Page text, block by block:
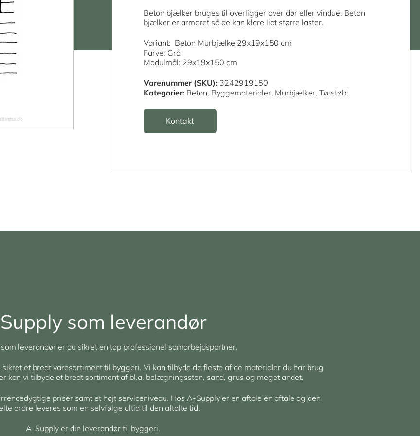
Beton bjælker bruges til overligger over dør eller vindue. Beton
bjælker er armeret så de kan klare lidt større laster.
Variant: Beton Murbjælke 29x19x150 cm
Farve: Grå
Modulmål: 29x19x150 cm
Varenummer (SKU): 3242919150
Kategorier: Beton, Byggematerialer, Murbjælker,Tørstøbt
Kontakt
som leverandør
leverandør er du sikret en top professionel samarbejdspartner.
et bredt varesortiment til byggeri. Vi kan tilbyde de fleste af de materialer du har brug
kan vi tilbyde et bredt sortiment af bl.a. belægningssten, sand, grus og meget andet.
priser samt et højt serviceniveau. Hos A-Supply er en aftale en aftale og den
ordre leveres som en selvfølge altid til den aftalte tid.
A-Supply er din leverandør til byggeri.